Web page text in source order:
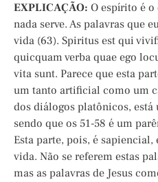
EXPLICAÇÃO: O espírito é o
nada serve. As palavras que
vida (63). Spiritus est qui
quicquam verba quae ego
vita sunt. Parece que esta
um tanto artificial como um
dos diálogos platônicos, está
sendo que os 51-58 é um
Esta parte, pois, é
vida. Não se referem estas
mas as palavras de Jesus